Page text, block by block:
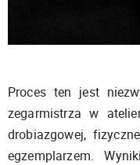
Proces ten jest
zegarmistrza w
drobiazgowej,
egzemplarzem.